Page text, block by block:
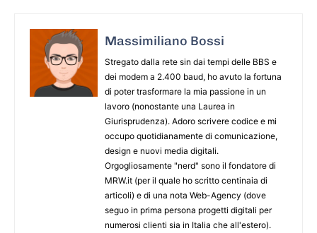
Massimiliano Bossi
Stregato dalla rete sin dai tempi delle BBS e
dei modem a 2.400 baud, ho avuto la fortuna
di poter trasformare la mia passione in un
lavoro (nonostante una Laurea in
Giurisprudenza). Adoro scrivere codice e mi
occupo quotidianamente di comunicazione,
design e nuovi media digitali.
Orgogliosamente "nerd" sono il fondatore di
MRW.it (per il quale ho scritto centinaia di
articoli) e di una nota Web-Agency (dove
seguo in prima persona progetti digitali per
numerosi clienti sia in Italia che all'estero).